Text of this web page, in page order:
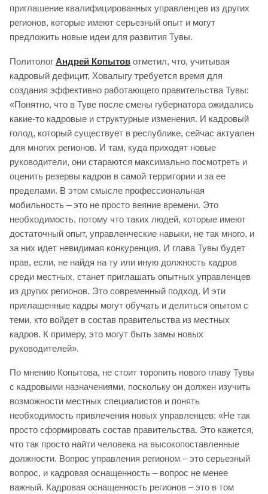
приглашение квалифицированных управленцев из других
регионов, которые имеют серьезный опыт и могут
предложить новые идеи для развития Тувы.
Политолог Андрей Копытов отметил, что, учитывая
кадровый дефицит, Ховалыгу требуется время для
создания эффективно работающего правительства Тувы:
«Понятно, что в Туве после смены губернатора ожидались
какие-то кадровые и структурные изменения. И кадровый
голод, который существует в республике, сейчас актуален
для многих регионов. И там, куда приходят новые
руководители, они стараются максимально посмотреть и
оценить резервы кадров в самой территории и за ее
пределами. В этом смысле профессиональная
мобильность – это не просто веяние времени. Это
необходимость, потому что таких людей, которые имеют
достаточный опыт, управленческие навыки, не так много, и
за них идет невидимая конкуренция. И глава Тувы будет
прав, если, не найдя на ту или иную должность кадров
среди местных, станет приглашать опытных управленцев
из других регионов. Это современный подход. И эти
приглашенные кадры могут обучать и делиться опытом с
теми, кто войдет в состав правительства из местных
кадров. К примеру, это могут быть замы новых
руководителей».
По мнению Копытова, не стоит торопить нового главу Тувы
с кадровыми назначениями, поскольку он должен изучить
возможности местных специалистов и понять
необходимость привлечения новых управленцев: «Не так
просто сформировать состав правительства. Это кажется,
что так просто найти человека на высокопоставленные
должности. Вопрос управления регионом – это серьезный
вопрос, и кадровая оснащенность – вопрос не менее
важный. Кадровая оснащенность регионов – это в том